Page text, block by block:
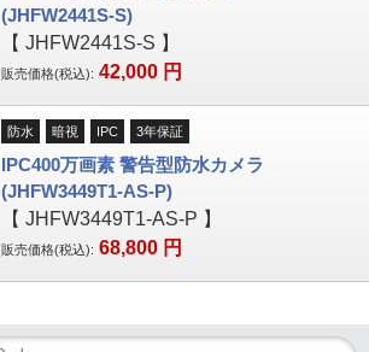
(JHFW2441S-S)
【 JHFW2441S-S 】
販売価格(税込): 42,000 円
防水 暗視 IPC 3年保証
IPC400万画素 警告型防水カメラ
(JHFW3449T1-AS-P)
【 JHFW3449T1-AS-P 】
販売価格(税込): 68,800 円